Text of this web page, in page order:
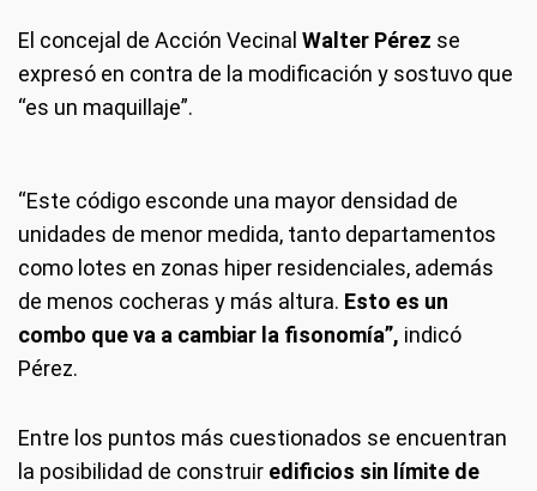
El concejal de Acción Vecinal Walter Pérez se
expresó en contra de la modificación y sostuvo que
“es un maquillaje”.
“Este código esconde una mayor densidad de
unidades de menor medida, tanto departamentos
como lotes en zonas hiper residenciales, además
de menos cocheras y más altura. Esto es un
combo que va a cambiar la fisonomía”, indicó
Pérez.
Entre los puntos más cuestionados se encuentran
la posibilidad de construir edificios sin límite de